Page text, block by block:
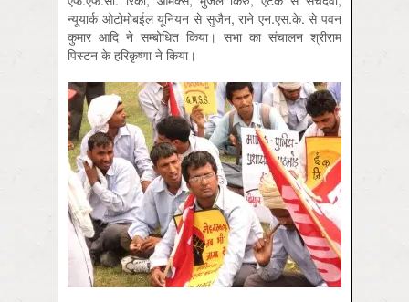
न्यूयार्क ओटोमोबईल यूनियन से सुजैन, राने एन.एस.के. से पवन
कुमार आदि ने सम्बोधित किया। सभा का संचालन श्रीराम
पिस्टन के हरिकृष्णा ने किया।